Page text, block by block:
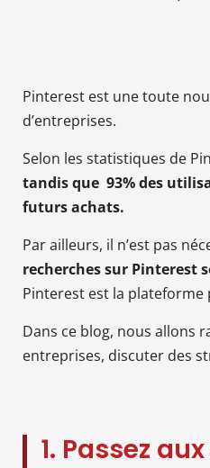
Pinterest est une toute
d’entreprises.
Selon les statistiques de
tandis que 93% des
futurs achats.
Par ailleurs, il n’est pas
recherches sur Pinterest
Pinterest est la plateforme
Dans ce blog, nous allons
entreprises, discuter des
1. Passez